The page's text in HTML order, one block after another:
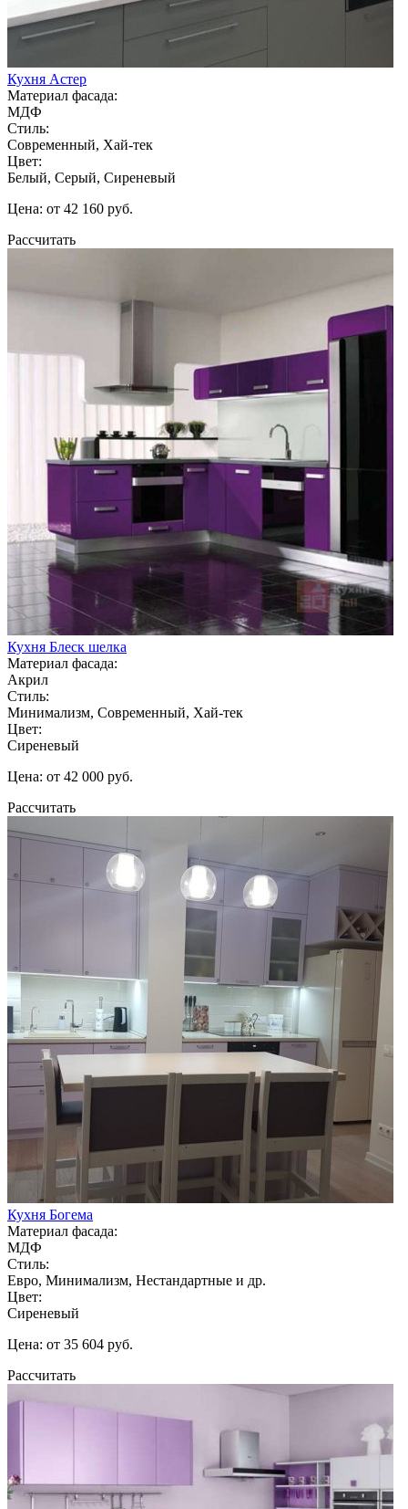
Кухня Астер
Материал фасада:
МДФ
Стиль:
Современный, Хай-тек
Цвет:
Белый, Серый, Сиреневый
Цена: от 42 160 руб.
Рассчитать
Кухня Блеск шелка
Материал фасада:
Акрил
Стиль:
Минимализм, Современный, Хай-тек
Цвет:
Сиреневый
Цена: от 42 000 руб.
Рассчитать
Кухня Богема
Материал фасада:
МДФ
Стиль:
Евро, Минимализм, Нестандартные и др.
Цвет:
Сиреневый
Цена: от 35 604 руб.
Рассчитать